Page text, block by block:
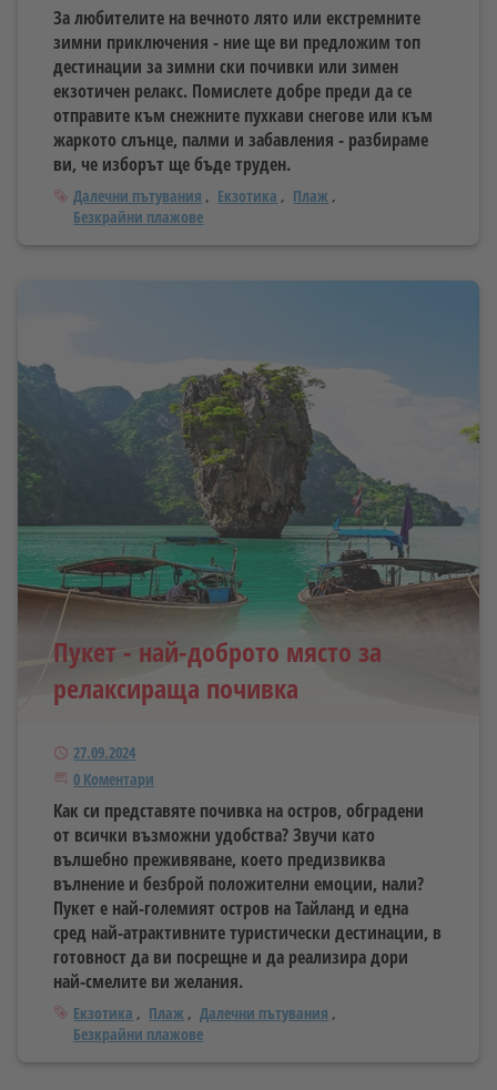
За любителите на вечното лято или екстремните
зимни приключения - ние ще ви предложим топ
дестинации за зимни ски почивки или зимен
екзотичен релакс. Помислете добре преди да се
отправите към снежните пухкави снегове или към
жаркото слънце, палми и забавления - разбираме
ви, че изборът ще бъде труден.
Тагове
Далечни пътувания Екзотика
Плаж
Безкрайни плажове
Пукет - най-доброто място за
релаксираща почивка
Публикуван
27.09.2024
Започнете дискусията
0 Коментари
Как си представяте почивка на остров, обградени
от всички възможни удобства? Звучи като
вълшебно преживяване, което предизвиква
вълнение и безброй положителни емоции, нали?
Пукет е най-големият остров на Тайланд и една
сред най-атрактивните туристически дестинации, в
готовност да ви посрещне и да реализира дори
най-смелите ви желания.
Тагове
Екзотика Плаж
Далечни пътувания
Безкрайни плажове